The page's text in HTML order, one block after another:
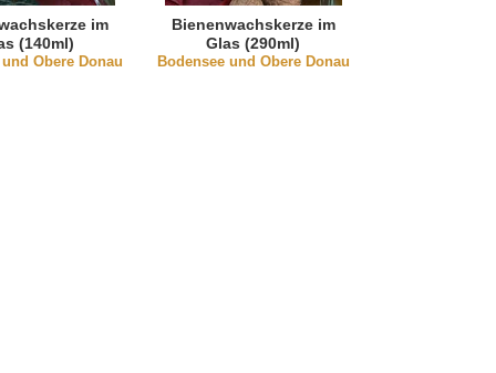
im
(140ml)
Obere Donau
Bienenwachskerze im
Glas (290ml)
Bodensee und Obere Donau